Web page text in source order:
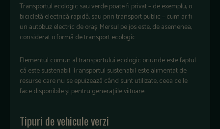
Transportul ecologic sau verde poate fi privat – de exemplu, o
bicicletă electrică rapidă, sau prin transport public – cum ar fi
un autobuz electric de oraș. Mersul pe jos este, de asemenea,
considerat o formă de transport ecologic.
Elementul comun al transportului ecologic oriunde este faptul
că este sustenabil. Transportul sustenabil este alimentat de
resurse care nu se epuizează când sunt utilizate, ceea ce le
face disponibile și pentru generațiile viitoare.
Tipuri de vehicule verzi